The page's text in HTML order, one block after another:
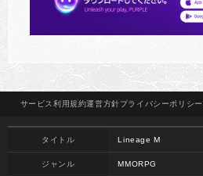
サービス 利用規約運営方針プライバシーポリシー
タイトル Lineage M
ジャンル MMORPG